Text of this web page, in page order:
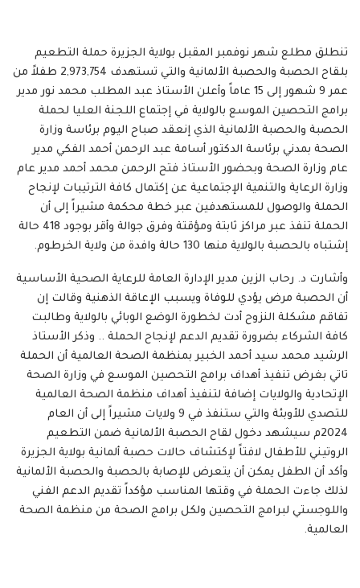
تنطلق مطلع شهر نوفمبر المقبل بولاية الجزيرة حملة التطعيم
بلقاح الحصبة والحصبة الألمانية والتي تستهدف 2,973,754 طفلاً من
عمر 9 شهور إلى 15 عاماً وأعلن الأستاذ عبد المطلب محمد نور مدير
برامج التحصين الموسع بالولاية في إجتماع اللجنة العليا لحملة
الحصبة والحصبة الألمانية الذي إنعقد صباح اليوم برئاسة وزارة
الصحة بمدني برئاسة الدكتور أسامة عبد الرحمن أحمد الفكي مدير
عام وزارة الصحة وبحضور الأستاذ فتح الرحمن محمد أحمد مدير عام
وزارة الرعاية والتنمية الإجتماعية عن إكتمال كافة الترتيبات لإنجاح
الحملة والوصول للمستهدفين عبر خطة محكمة مشيراً إلى أن
الحملة تنفذ عبر مراكز ثابتة ومؤقتة وفرق جوالة وأقر بوجود 418 حالة
إشتباه بالحصبة بالولاية منها 130 حالة وافدة من ولاية الخرطوم.
وأشارت د. رحاب الزين مدير الإدارة العامة للرعاية الصحية الأساسية
أن الحصبة مرض يؤدي للوفاة ويسبب الإعاقة الذهنية وقالت إن
تفاقم مشكلة النزوح أدت لخطورة الوضع الوبائي بالولاية وطالبت
كافة الشركاء بضرورة تقديم الدعم لإنجاح الحملة .. وذكر الأستاذ
الرشيد محمد سيد أحمد الخبير بمنظمة الصحة العالمية أن الحملة
تاتي بغرض تنفيذ أهداف برامج التحصين الموسع في وزارة الصحة
الإتحادية والولايات إضافة لتنفيذ أهداف منظمة الصحة العالمية
للتصدي للأوبئة والتي ستنفذ في 9 ولايات مشيراً إلى أن العام
2024م سيشهد دخول لقاح الحصبة الألمانية ضمن التطعيم
الروتيني للأطفال لافتاً لإكتشاف حالات حصبة ألمانية بولاية الجزيرة
وأكد أن الطفل يمكن أن يتعرض للإصابة بالحصبة والحصبة الألمانية
لذلك جاءت الحملة في وقتها المناسب مؤكداً تقديم الدعم الفني
واللوجستي لبرامج التحصين ولكل برامج الصحة من منظمة الصحة
العالمية.